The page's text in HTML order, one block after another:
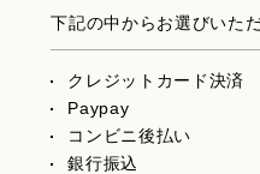
下記の中からお選びいただ
クレジットカード決済
Paypay
コンビニ後払い
銀行振込